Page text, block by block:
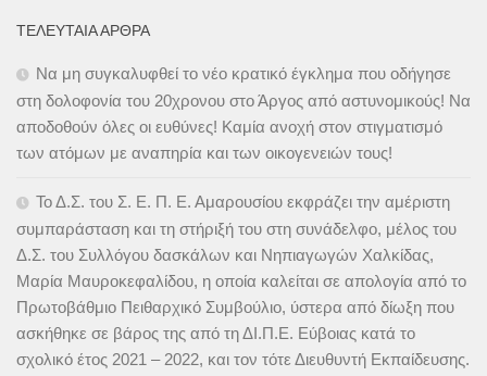
ΤΕΛΕΥΤΑΊΑ ΆΡΘΡΑ
Να μη συγκαλυφθεί το νέο κρατικό έγκλημα που οδήγησε
στη δολοφονία του 20χρονου στο Άργος από αστυνομικούς! Να
αποδοθούν όλες οι ευθύνες! Καμία ανοχή στον στιγματισμό
των ατόμων με αναπηρία και των οικογενειών τους!
Το Δ.Σ. του Σ. Ε. Π. Ε. Αμαρουσίου εκφράζει την αμέριστη
συμπαράσταση και τη στήριξή του στη συνάδελφο, μέλος του
Δ.Σ. του Συλλόγου δασκάλων και Νηπιαγωγών Χαλκίδας,
Μαρία Μαυροκεφαλίδου, η οποία καλείται σε απολογία από το
Πρωτοβάθμιο Πειθαρχικό Συμβούλιο, ύστερα από δίωξη που
ασκήθηκε σε βάρος της από τη ΔΙ.Π.Ε. Εύβοιας κατά το
σχολικό έτος 2021 – 2022, και τον τότε Διευθυντή Εκπαίδευσης.